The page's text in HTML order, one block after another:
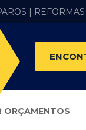
| REFORMAS
ORÇAMENTOS